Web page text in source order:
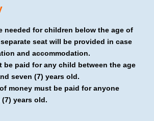
needed for children below the age of
seat will be provided in case
and accommodation.
be paid for any child between the age
seven (7) years old.
money must be paid for anyone
years old.